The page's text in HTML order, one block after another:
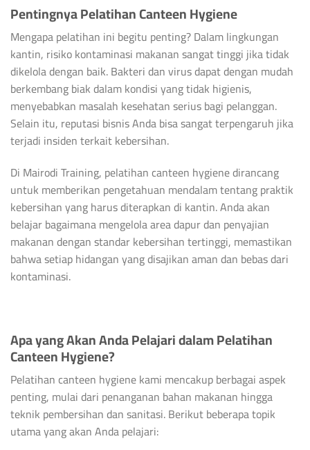
Pentingnya Pelatihan Canteen Hygiene
Mengapa pelatihan ini begitu penting? Dalam lingkungan
kantin, risiko kontaminasi makanan sangat tinggi jika tidak
dikelola dengan baik. Bakteri dan virus dapat dengan mudah
berkembang biak dalam kondisi yang tidak higienis,
menyebabkan masalah kesehatan serius bagi pelanggan.
Selain itu, reputasi bisnis Anda bisa sangat terpengaruh jika
terjadi insiden terkait kebersihan.
Di Mairodi Training, pelatihan canteen hygiene dirancang
untuk memberikan pengetahuan mendalam tentang praktik
kebersihan yang harus diterapkan di kantin. Anda akan
belajar bagaimana mengelola area dapur dan penyajian
makanan dengan standar kebersihan tertinggi, memastikan
bahwa setiap hidangan yang disajikan aman dan bebas dari
kontaminasi.
Apa yang Akan Anda Pelajari dalam Pelatihan
Canteen Hygiene?
Pelatihan canteen hygiene kami mencakup berbagai aspek
penting, mulai dari penanganan bahan makanan hingga
teknik pembersihan dan sanitasi. Berikut beberapa topik
utama yang akan Anda pelajari: